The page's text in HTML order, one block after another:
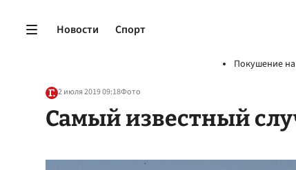
Новости Спорт
Покушение
2 июля 2019 09:18Фото
Самый известный